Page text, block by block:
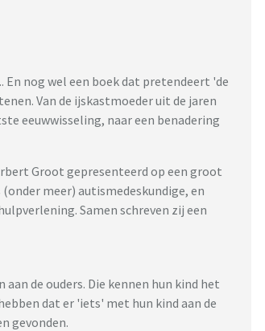
En nog wel een boek dat pretendeert 'de
Van de ijskastmoeder uit de jaren
eeuwwisseling, naar een benadering
Groot gepresenteerd op een groot
meer) autismedeskundige, en
Samen schreven zij een
de ouders. Die kennen hun kind het
dat er 'iets' met hun kind aan de
gevonden.